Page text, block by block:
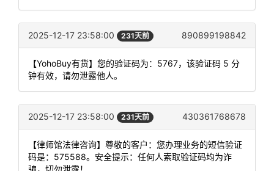
2025-12-17 23:58:00 231天前 890899198842
【YohoBuy有货】您的验证码为：5767，该验证码 5 分
钟有效，请勿泄露他人。
2025-12-17 23:58:00 231天前 430361768678
【律师馆法律咨询】尊敬的客户：您办理业务的短信验证
码是：575588。安全提示：任何人索取验证码均为诈